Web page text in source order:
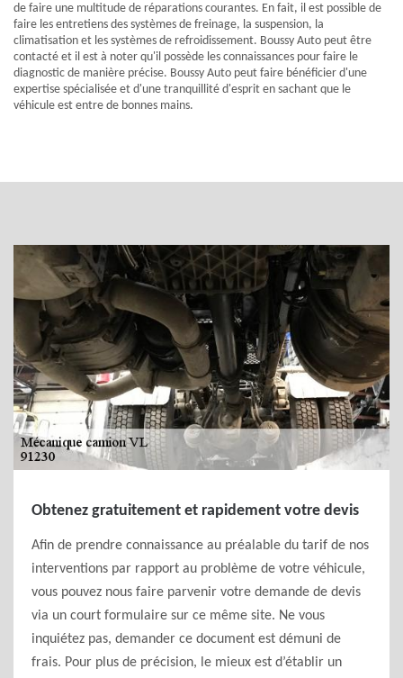
de faire une multitude de réparations courantes. En fait, il est possible de
faire les entretiens des systèmes de freinage, la suspension, la
climatisation et les systèmes de refroidissement. Boussy Auto peut être
contacté et il est à noter qu'il possède les connaissances pour faire le
diagnostic de manière précise. Boussy Auto peut faire bénéficier d'une
expertise spécialisée et d'une tranquillité d'esprit en sachant que le
véhicule est entre de bonnes mains.
Obtenez gratuitement et rapidement votre devis
Afin de prendre connaissance au préalable du tarif de nos
interventions par rapport au problème de votre véhicule,
vous pouvez nous faire parvenir votre demande de devis
via un court formulaire sur ce même site. Ne vous
inquiétez pas, demander ce document est démuni de
frais. Pour plus de précision, le mieux est d’établir un